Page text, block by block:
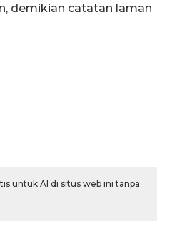
demikian catatan laman
untuk AI di situs web ini tanpa